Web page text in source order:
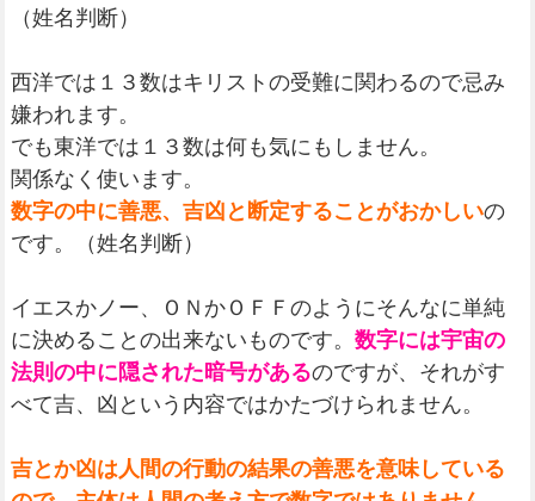
（姓名判断）
西洋では１３数はキリストの受難に関わるので忌み
嫌われます。
でも東洋では１３数は何も気にもしません。
関係なく使います。
数字の中に善悪、吉凶と断定することがおかしいの
です。（姓名判断）
イエスかノー、ＯＮかＯＦＦのようにそんなに単純
に決めることの出来ないものです。 数字には宇宙の
法則の中に隠された暗号があるのですが、それがす
べて吉、凶という内容ではかたづけられません。
吉とか凶は人間の行動の結果の善悪を意味している